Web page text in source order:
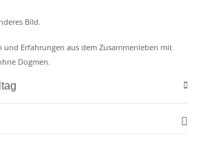
Bild.
und Erfahrungen aus dem Zusammenleben mit
Dogmen.